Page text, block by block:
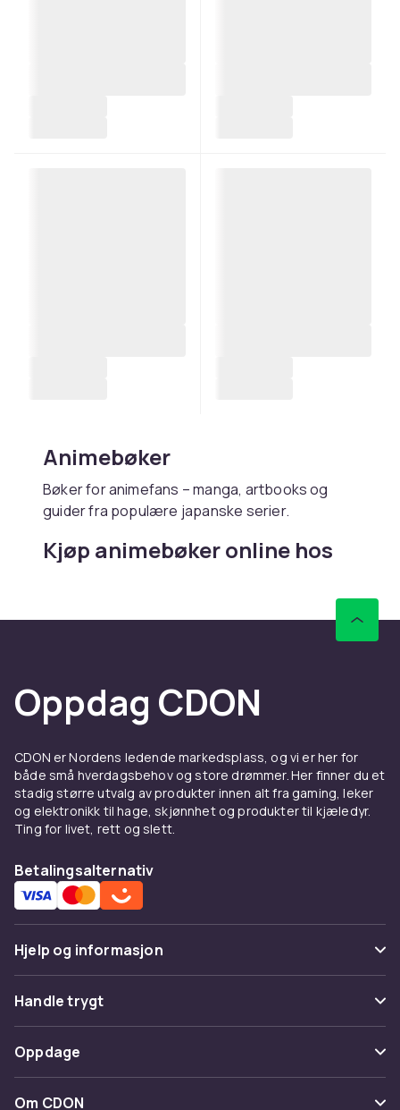
Animebøker
Bøker for animefans – manga, artbooks og
guider fra populære japanske serier.
Kjøp animebøker online hos
Oppdag CDON
CDON er Nordens ledende markedsplass, og vi er her for
både små hverdagsbehov og store drømmer. Her finner du et
stadig større utvalg av produkter innen alt fra gaming, leker
og elektronikk til hage, skjønnhet og produkter til kjæledyr.
Ting for livet, rett og slett.
Betalingsalternativ
Hjelp og informasjon
Vanlige spørsmål
Spor pakke
Angre & returner her
Kontakt oss
Handle trygt
Betaling
Levering
Oppdage
Kategorier
Om CDON